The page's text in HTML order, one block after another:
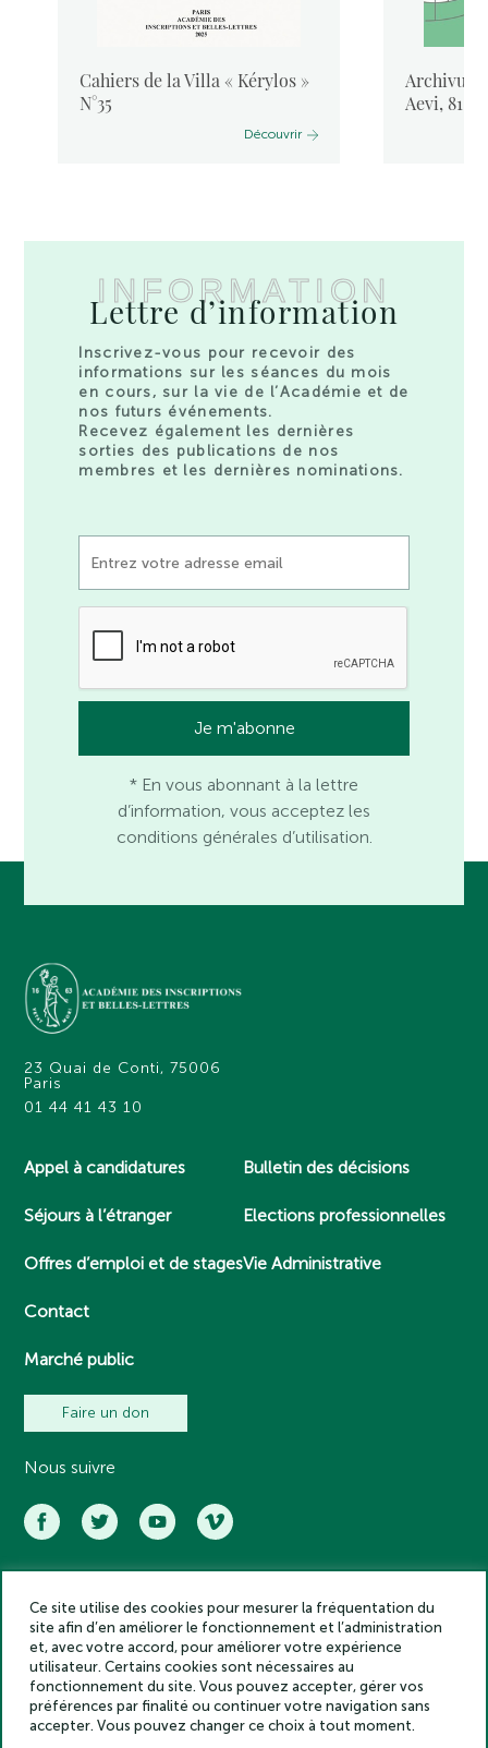
Cahiers de la Villa « Kérylos »
N°35
Découvrir
Aevi, 81,
INFORMATION
Lettre d’information
Inscrivez-vous pour recevoir des
informations sur les séances du mois
en cours, sur la vie de l’Académie et de
nos futurs événements.
Recevez également les dernières
sorties des publications de nos
membres et les dernières nominations.
* En vous abonnant à la lettre
d’information, vous acceptez les
conditions générales d’utilisation.
23 Quai de Conti, 75006
Paris
01 44 41 43 10
Appel à candidatures
Séjours à l’étranger
Offres d’emploi et de stages
Contact
Marché public
Bulletin des décisions
Elections professionnelles
Vie Administrative
Faire un don
Nous suivre
Académie des inscriptions et belles lettres – Tous droits réservés
2025
Politique de confidentialité
Mentions légales
Crédits
Gestion des cookies
Ce site utilise des cookies pour mesurer la fréquentation du
site afin d’en améliorer le fonctionnement et l’administration
et, avec votre accord, pour améliorer votre expérience
utilisateur. Certains cookies sont nécessaires au
fonctionnement du site. Vous pouvez accepter, gérer vos
préférences par finalité ou continuer votre navigation sans
accepter. Vous pouvez changer ce choix à tout moment.